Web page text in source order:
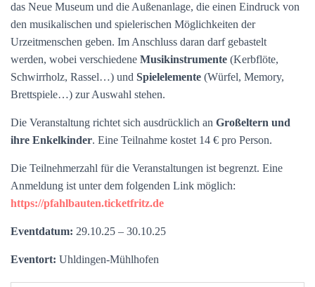
das Neue Museum und die Außenanlage, die einen Eindruck von
den musikalischen und spielerischen Möglichkeiten der
Urzeitmenschen geben. Im Anschluss daran darf gebastelt
werden, wobei verschiedene Musikinstrumente (Kerbflöte,
Schwirrholz, Rassel…) und Spielelemente (Würfel, Memory,
Brettspiele…) zur Auswahl stehen.
Die Veranstaltung richtet sich ausdrücklich an Großeltern und
ihre Enkelkinder. Eine Teilnahme kostet 14 € pro Person.
Die Teilnehmerzahl für die Veranstaltungen ist begrenzt. Eine
Anmeldung ist unter dem folgenden Link möglich:
https://pfahlbauten.ticketfritz.de
Eventdatum: 29.10.25 – 30.10.25
Eventort: Uhldingen-Mühlhofen